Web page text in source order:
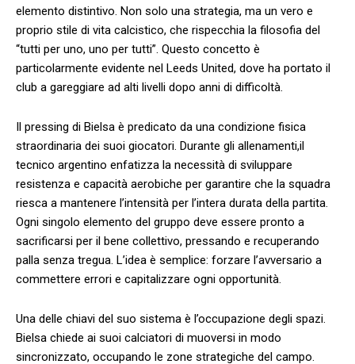
elemento distintivo. Non solo ‍una​ strategia, ‌ma ⁢un vero e
proprio stile di vita calcistico, che rispecchia la filosofia del
“tutti per uno, uno per tutti”. Questo concetto è
particolarmente evidente nel Leeds United, dove ha portato⁣ il
club a gareggiare ad alti livelli⁢ dopo anni di difficoltà.
Il pressing di‍ Bielsa è predicato da una condizione fisica
⁣straordinaria dei suoi giocatori. Durante gli allenamenti,il
‍tecnico argentino enfatizza la necessità di sviluppare
resistenza e capacità aerobiche per ‌garantire che⁢ la squadra
riesca a mantenere l’intensità per l’intera durata della partita.
Ogni singolo elemento del gruppo deve essere pronto a
sacrificarsi per il bene collettivo, pressando ‌e recuperando
palla senza tregua. L’idea è semplice: forzare ⁢l’avversario a
‌commettere ‍errori e capitalizzare ogni opportunità.
Una delle chiavi del suo sistema‍ è l’occupazione degli spazi.
Bielsa chiede ai suoi calciatori di muoversi in modo
sincronizzato, occupando le zone strategiche del campo.